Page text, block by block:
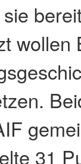
wollen
31